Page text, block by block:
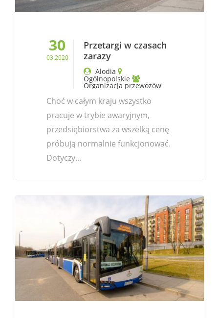
30
03.2020
Przetargi w czasach
zarazy
Alodia
Ogólnopolskie
Organizacja przewozów
Choć w całym kraju wszystko
pracuje w trybie awaryjnym,
przedsiębiorstwa za wszelką cenę
próbują normalnie funkcjonować.
Dotyczy...